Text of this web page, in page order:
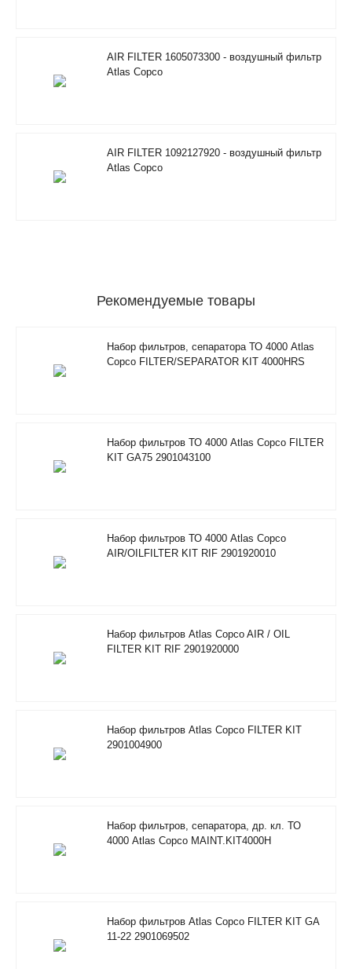
AIR FILTER 1605073300 - воздушный фильтр
Atlas Copco
AIR FILTER 1092127920 - воздушный фильтр
Atlas Copco
Рекомендуемые товары
Набор фильтров, сепаратора ТО 4000 Atlas
Copco FILTER/SEPARATOR KIT 4000HRS
Набор фильтров ТО 4000 Atlas Copco FILTER
KIT GA75 2901043100
Набор фильтров ТО 4000 Atlas Copco
AIR/OILFILTER KIT RIF 2901920010
Набор фильтров Atlas Copco AIR / OIL
FILTER KIT RIF 2901920000
Набор фильтров Atlas Copco FILTER KIT
2901004900
Набор фильтров, сепаратора, др. кл. ТО
4000 Atlas Copco MAINT.KIT4000H
Набор фильтров Atlas Copco FILTER KIT GA
11-22 2901069502